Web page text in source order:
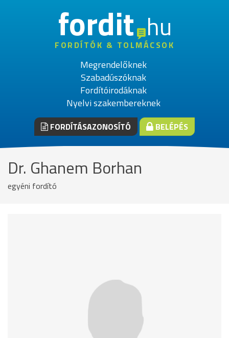
fordithu
FORDÍTÓK & TOLMÁCSOK
Megrendelőknek
Szabadúszóknak
Fordítóirodáknak
Nyelvi szakembereknek
FORDÍTÁSAZONOSÍTÓ BELÉPÉS
Dr. Ghanem Borhan
egyéni fordító